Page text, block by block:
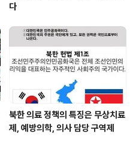
다
북한 의료 정책의 특징은 무상치료
제, 예방의학, 의사 담당 구역제